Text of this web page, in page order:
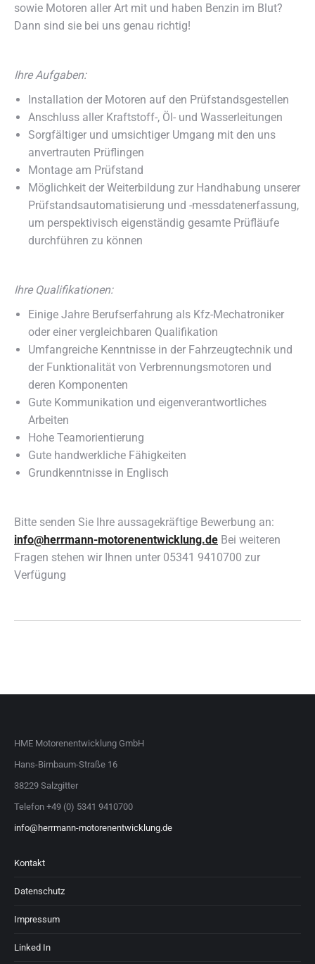
sowie Motoren aller Art mit und haben Benzin im Blut?
Dann sind sie bei uns genau richtig!
Ihre Aufgaben:
Installation der Motoren auf den Prüfstandsgestellen
Anschluss aller Kraftstoff-, Öl- und Wasserleitungen
Sorgfältiger und umsichtiger Umgang mit den uns
anvertrauten Prüflingen
Montage am Prüfstand
Möglichkeit der Weiterbildung zur Handhabung unserer
Prüfstandsautomatisierung und -messdatenerfassung,
um perspektivisch eigenständig gesamte Prüfläufe
durchführen zu können
Ihre Qualifikationen:
Einige Jahre Berufserfahrung als Kfz-Mechatroniker
oder einer vergleichbaren Qualifikation
Umfangreiche Kenntnisse in der Fahrzeugtechnik und
der Funktionalität von Verbrennungsmotoren und
deren Komponenten
Gute Kommunikation und eigenverantwortliches
Arbeiten
Hohe Teamorientierung
Gute handwerkliche Fähigkeiten
Grundkenntnisse in Englisch
Bitte senden Sie Ihre aussagekräftige Bewerbung an:
info@herrmann-motorenentwicklung.de Bei weiteren
Fragen stehen wir Ihnen unter 05341 9410700 zur
Verfügung
HME Motorenentwicklung GmbH
Hans-Birnbaum-Straße 16
38229 Salzgitter
Telefon +49 (0) 5341 9410700
info@herrmann-motorenentwicklung.de
Kontakt
Datenschutz
Impressum
Linked In